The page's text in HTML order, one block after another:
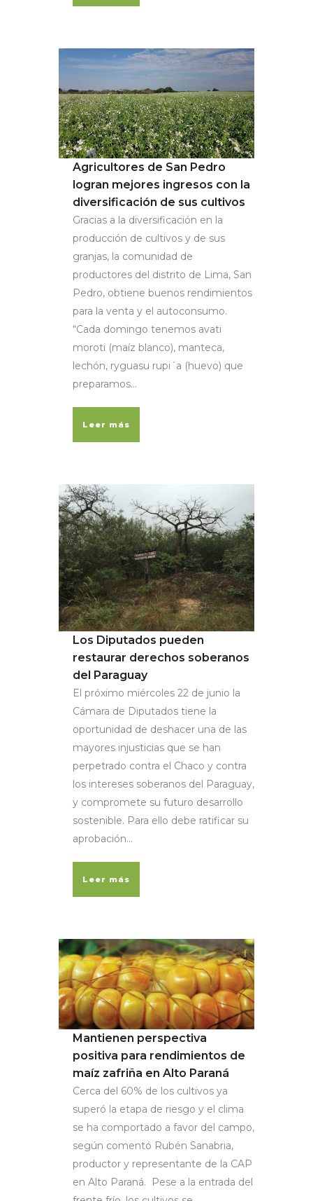
Agricultores de San Pedro
logran mejores ingresos con la
diversificación de sus cultivos
Gracias a la diversificación en la
producción de cultivos y de sus
granjas, la comunidad de
productores del distrito de Lima, San
Pedro, obtiene buenos rendimientos
para la venta y el autoconsumo.
“Cada domingo tenemos avati
moroti (maíz blanco), manteca,
lechón, ryguasu rupi´a (huevo) que
preparamos...
Leer más
Los Diputados pueden
restaurar derechos soberanos
del Paraguay
El próximo miércoles 22 de junio la
Cámara de Diputados tiene la
oportunidad de deshacer una de las
mayores injusticias que se han
perpetrado contra el Chaco y contra
los intereses soberanos del Paraguay,
y compromete su futuro desarrollo
sostenible. Para ello debe ratificar su
aprobación...
Leer más
Mantienen perspectiva
positiva para rendimientos de
maíz zafriña en Alto Paraná
Cerca del 60% de los cultivos ya
superó la etapa de riesgo y el clima
se ha comportado a favor del campo,
según comentó Rubén Sanabria,
productor y representante de la CAP
en Alto Paraná. Pese a la entrada del